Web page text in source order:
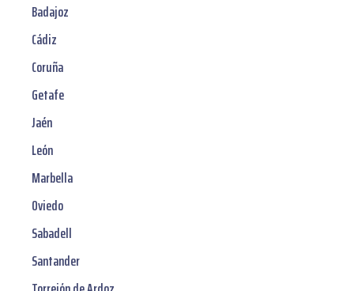
Badajoz
Cádiz
Coruña
Getafe
Jaén
León
Marbella
Oviedo
Sabadell
Santander